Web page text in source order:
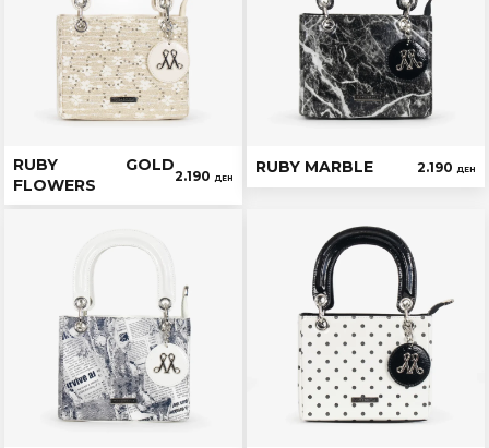
RUBY GOLD
FLOWERS
2.190 ДЕН
RUBY MARBLE 2.190 ДЕН